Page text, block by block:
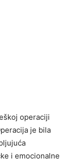
operaciji
je bila
i emocionalne